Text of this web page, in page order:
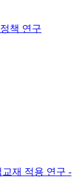
책 연구
재 적용 연구 -